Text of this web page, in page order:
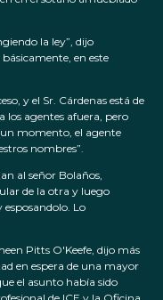
la ley”, dijo
en este
y el Sr. Cárdenas está de
los agentes afuera, pero
momento, el agente
nombres”.
al señor Bolaños,
de la otra y luego
esposandolo. Lo
Pitts O'Keefe, dijo más
en espera de una mayor
el asunto había sido